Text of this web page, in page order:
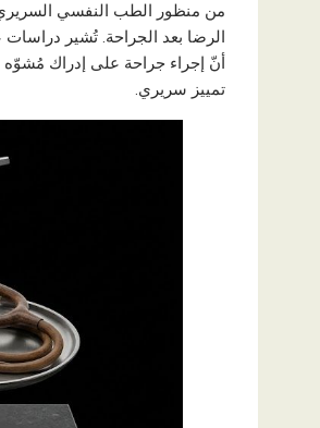
من منظور الطب النفسي
الرضا بعد الجراحة. تُشير
أنّ إجراء جراحة على إدراك مُشوّه
تمييز سريري.